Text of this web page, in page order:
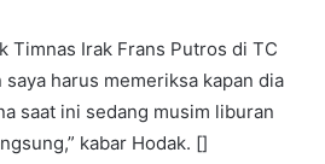
Timnas Irak Frans Putros di TC
harus memeriksa kapan dia
saat ini sedang musim liburan
kabar Hodak. []